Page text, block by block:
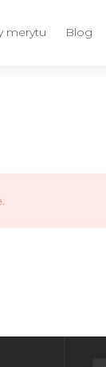
merytu Blog